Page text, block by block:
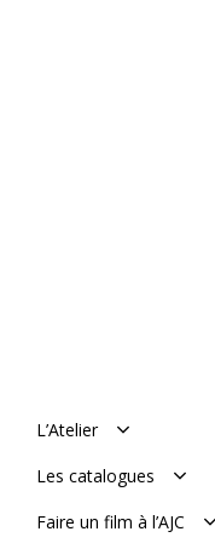
L’Atelier
Manifeste
Histoire : de 1977 à
L’équipe
Mémoires de l’AJC
Les catalogues
Le catalogue en ligne
Le catalogue vimeo
Faire un film à l’AJC